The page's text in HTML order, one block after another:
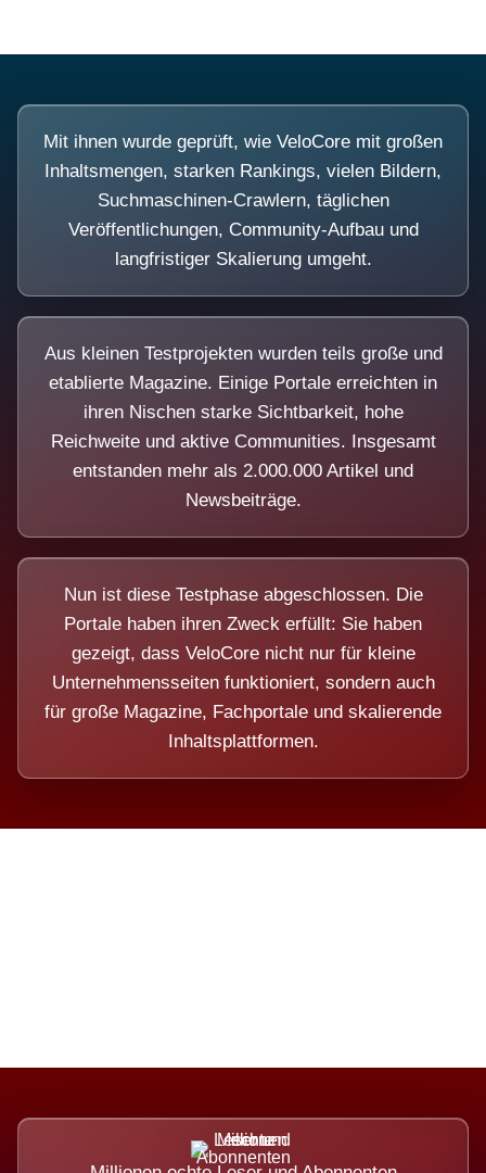
Mit ihnen wurde geprüft, wie VeloCore mit großen
Inhaltsmengen, starken Rankings, vielen Bildern,
Suchmaschinen-Crawlern, täglichen
Veröffentlichungen, Community-Aufbau und
langfristiger Skalierung umgeht.
Aus kleinen Testprojekten wurden teils große und
etablierte Magazine. Einige Portale erreichten in
ihren Nischen starke Sichtbarkeit, hohe
Reichweite und aktive Communities. Insgesamt
entstanden mehr als 2.000.000 Artikel und
Newsbeiträge.
Nun ist diese Testphase abgeschlossen. Die
Portale haben ihren Zweck erfüllt: Sie haben
gezeigt, dass VeloCore nicht nur für kleine
Unternehmensseiten funktioniert, sondern auch
für große Magazine, Fachportale und skalierende
Inhaltsplattformen.